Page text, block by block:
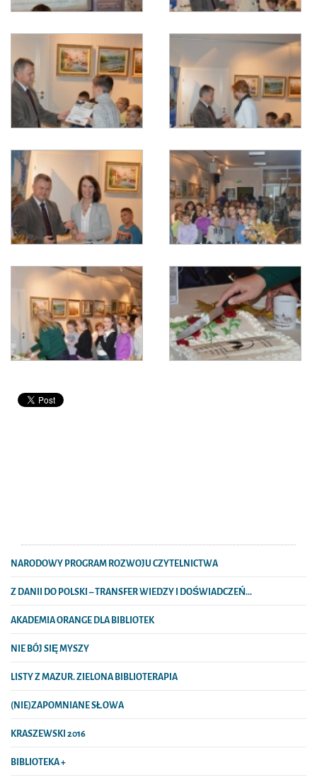
NARODOWY PROGRAM ROZWOJU CZYTELNICTWA
Z DANII DO POLSKI – TRANSFER WIEDZY I DOŚWIADCZEŃ...
AKADEMIA ORANGE DLA BIBLIOTEK
NIE BÓJ SIĘ MYSZY
LISTY Z MAZUR. ZIELONA BIBLIOTERAPIA
(NIE)ZAPOMNIANE SŁOWA
KRASZEWSKI 2016
BIBLIOTEKA +